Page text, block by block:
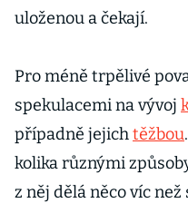
uloženou a čekají.
Pro méně trpělivé
spekulacemi na vývoj
případně jejichtěžbou
kolika různými
z něj dělá něco víc